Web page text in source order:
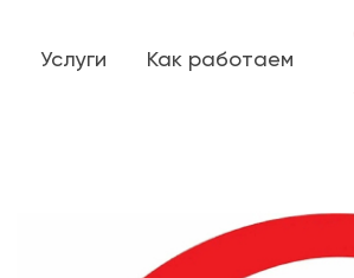
Услуги Как работаем